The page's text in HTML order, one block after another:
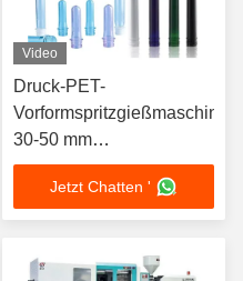
Video
Druck-PET-
Vorformspritzgießmaschine
30-50 mm
Schraubendurchmesser
2-4 Tonnen Düsenkraft
Jetzt Chatten '